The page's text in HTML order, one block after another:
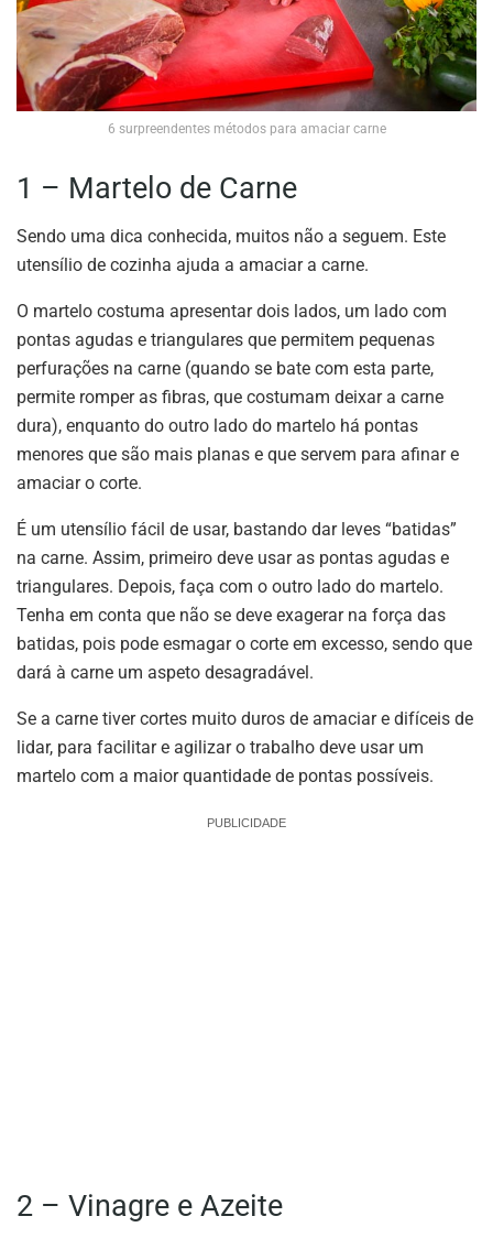
6 surpreendentes métodos para amaciar carne
1 – Martelo de Carne
Sendo uma dica conhecida, muitos não a seguem. Este
utensílio de cozinha ajuda a amaciar a carne.
O martelo costuma apresentar dois lados, um lado com
pontas agudas e triangulares que permitem pequenas
perfurações na carne (quando se bate com esta parte,
permite romper as fibras, que costumam deixar a carne
dura), enquanto do outro lado do martelo há pontas
menores que são mais planas e que servem para afinar e
amaciar o corte.
É um utensílio fácil de usar, bastando dar leves “batidas”
na carne. Assim, primeiro deve usar as pontas agudas e
triangulares. Depois, faça com o outro lado do martelo.
Tenha em conta que não se deve exagerar na força das
batidas, pois pode esmagar o corte em excesso, sendo que
dará à carne um aspeto desagradável.
Se a carne tiver cortes muito duros de amaciar e difíceis de
lidar, para facilitar e agilizar o trabalho deve usar um
martelo com a maior quantidade de pontas possíveis.
PUBLICIDADE
2 – Vinagre e Azeite